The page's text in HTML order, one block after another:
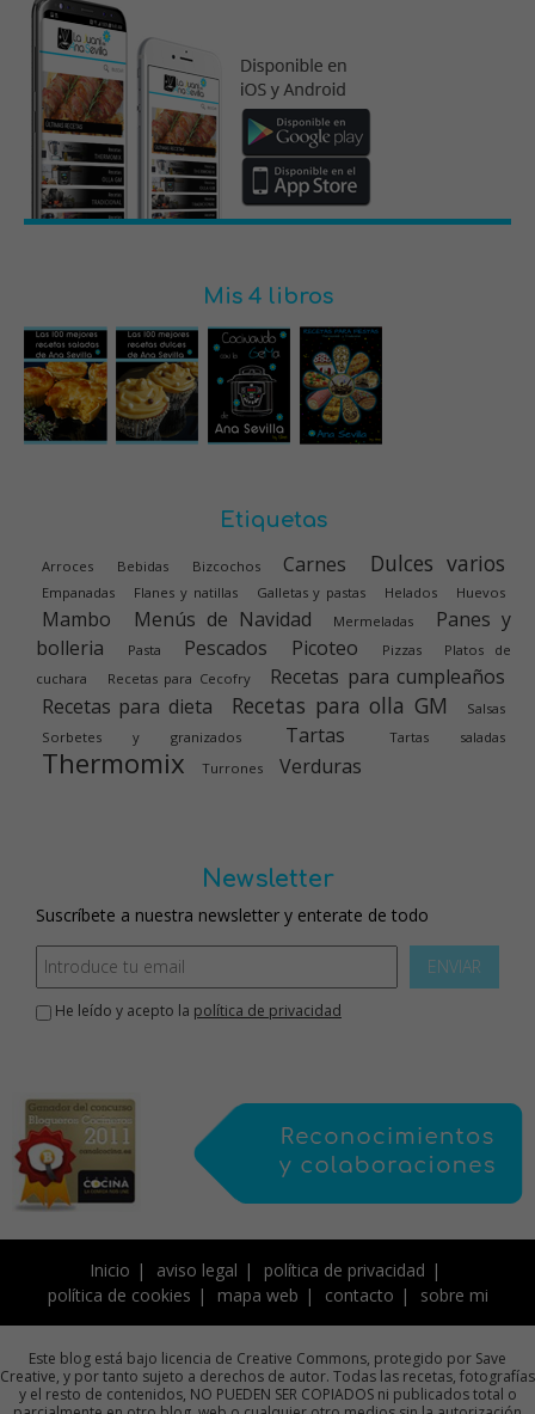
Mis 4 libros
Etiquetas
Arroces Bebidas Bizcochos Carnes Dulces varios
Empanadas Flanes y natillas Galletas y pastas Helados Huevos
Mambo Menús de Navidad Mermeladas
Panes y
bolleria
Pasta Pescados Picoteo Pizzas
Platos de
cuchara
Recetas para Cecofry
Recetas para cumpleaños
Recetas para dieta
Recetas para olla GM
Salsas
Sorbetes y granizados
Tartas Tartas saladas
Thermomix Turrones Verduras
Newsletter
Suscríbete a nuestra newsletter y enterate de todo
ENVIAR
He leído y acepto la política de privacidad
Inicio aviso legal
política de privacidad
política de cookies
mapa web contacto sobre mi
Este blog está bajo licencia de Creative Commons, protegido por Save
Creative, y por tanto sujeto a derechos de autor. Todas las recetas, fotografías
y el resto de contenidos, NO PUEDEN SER COPIADOS ni publicados total o